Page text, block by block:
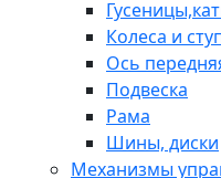
Колеса и
Ось
Подвеска
Рама
Шины, диски
Механизмы